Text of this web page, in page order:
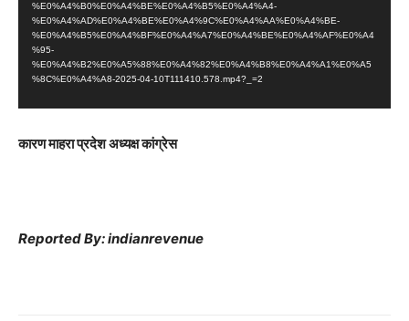
r
%E0%A4%B0%E0%A4%BE%E0%A4%B5%E0%A4%A4-
%E0%A4%AD%E0%A4%BE%E0%A4%9C%E0%A4%AA%E0%A4%BE-
%E0%A4%B5%E0%A4%BF%E0%A4%A7%E0%A4%BE%E0%A4%AF%E0%A4
%95-
%E0%A4%B2%E0%A5%88%E0%A4%82%E0%A4%B8%E0%A4%A1%E0%A5
%8C%E0%A4%A8-2025-04-10T111410.578.mp4?_=2
कारण माहरा प्रदेश अध्यक्ष कांग्रेस
Reported By: indianrevenue